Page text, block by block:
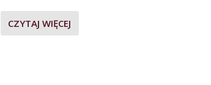
CZYTAJ WIĘCEJ